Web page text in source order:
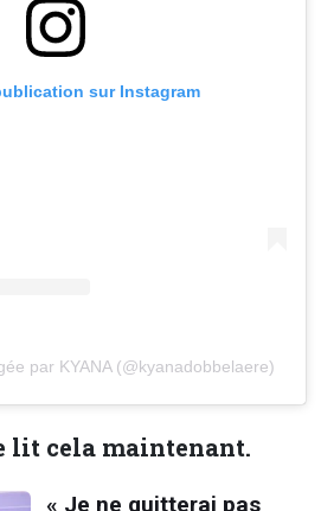
sur Instagram
par KYANA (@kyanadobbelaere)
lit cela maintenant.
« Je ne quitterai pas